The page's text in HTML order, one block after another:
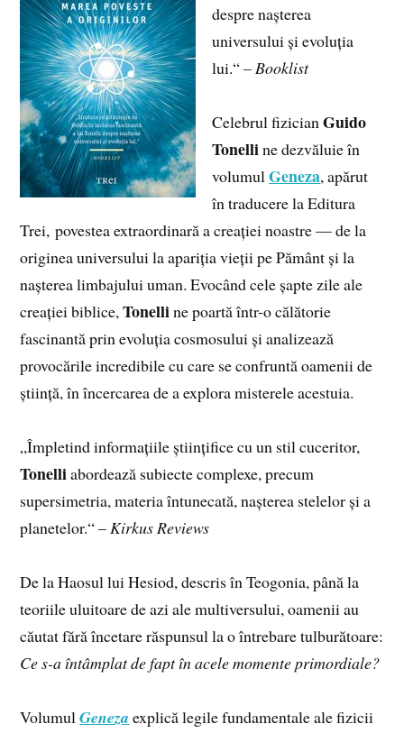
despre nașterea
universului și evoluția
lui.“ –Booklist
Celebrul fizicianGuido
Tonelline dezvăluie în
volumulGeneza, apărut
în traducere la Editura
Trei, povestea extraordinară a creației noastre — de la
originea universului la apariția vieții pe Pământ și la
nașterea limbajului uman. Evocând cele șapte zile ale
creației biblice,Tonelline poartă într-o călătorie
fascinantă prin evoluția cosmosului și analizează
provocările incredibile cu care se confruntă oamenii de
știință, în încercarea de a explora misterele acestuia.
„Împletind informațiile științifice cu un stil cuceritor,
Tonelliabordează subiecte complexe, precum
supersimetria, materia întunecată, nașterea stelelor și a
planetelor.“ –Kirkus Reviews
De la Haosul lui Hesiod, descris în Teogonia, până la
teoriile uluitoare de azi ale multiversului, oamenii au
căutat fără încetare răspunsul la o întrebare tulburătoare:
Ce s-a întâmplat de fapt în acele momente primordiale?
VolumulGeneza explică legile fundamentale ale fizicii